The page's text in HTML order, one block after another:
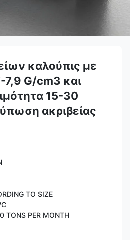
καλούπις με
7,9 G/cm3 και
15-30
ακριβείας
TO SIZE
TONS PER MONTH